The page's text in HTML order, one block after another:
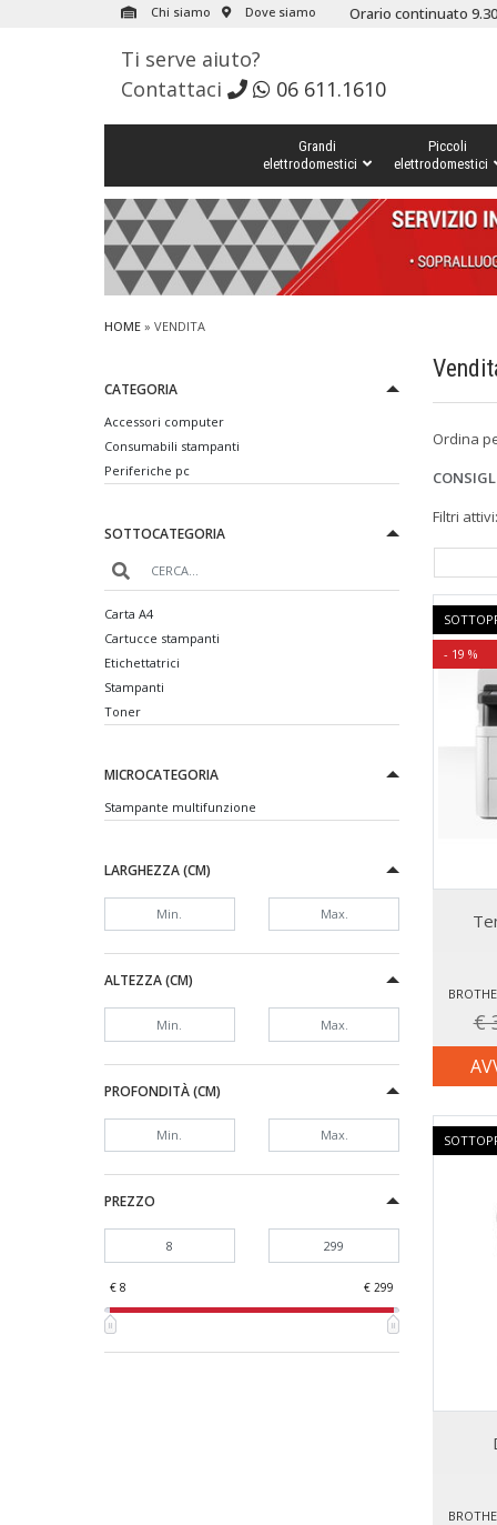
Chi siamo Dove siamo Orario continuato
Ti serve aiuto?
Contattaci
06 611.1610
Grandi
elettrodomestici
Piccoli
elettrodomestici
HOME» VENDITA
CATEGORIA
Accessori computer
Consumabili stampanti
Periferiche pc
SOTTOCATEGORIA
Carta A4
Cartucce stampanti
Etichettatrici
Stampanti
Toner
MICROCATEGORIA
Stampante multifunzione
LARGHEZZA (CM)
ALTEZZA (CM)
PROFONDITÀ (CM)
PREZZO
€ 8 € 299
Ordina
Filtri
2 EMMECLIMA
- 19 %
€